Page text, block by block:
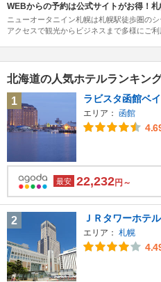
WEBからの予約は公式サイトがお得！札
ニューオータニイン札幌は札幌駅徒歩圏の
アクセスで観光からビジネスまで多様にご
北海道の人気ホテルランキン
1
ラビスタ函館ベイ
エリア： 函館
最安 22,232円～
2 ＪＲタワーホテ
エリア： 札幌